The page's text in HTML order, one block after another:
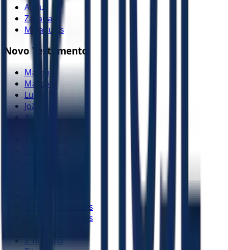
Ageu
Zacarias
Malaquias
Novo Testamento
Mateus
Marcos
Lucas
João
Atos
1 Tessalonicenses
2 Tessalonicenses
2 Timóteo